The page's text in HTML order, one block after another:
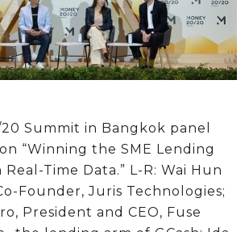
Summit in Bangkok panel
“Winning the SME Lending
Time Data.” L-R: Wai Hun
Founder, Juris Technologies;
President and CEO, Fuse